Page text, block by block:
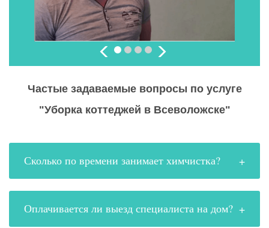
Частые задаваемые вопросы по услуге
"Уборка коттеджей в Всеволожске"
Сколько по времени занимает химчистка?
Оплачивается ли выезд специалиста на дом?